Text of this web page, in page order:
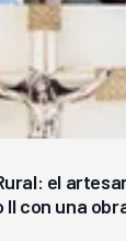
el
II con una